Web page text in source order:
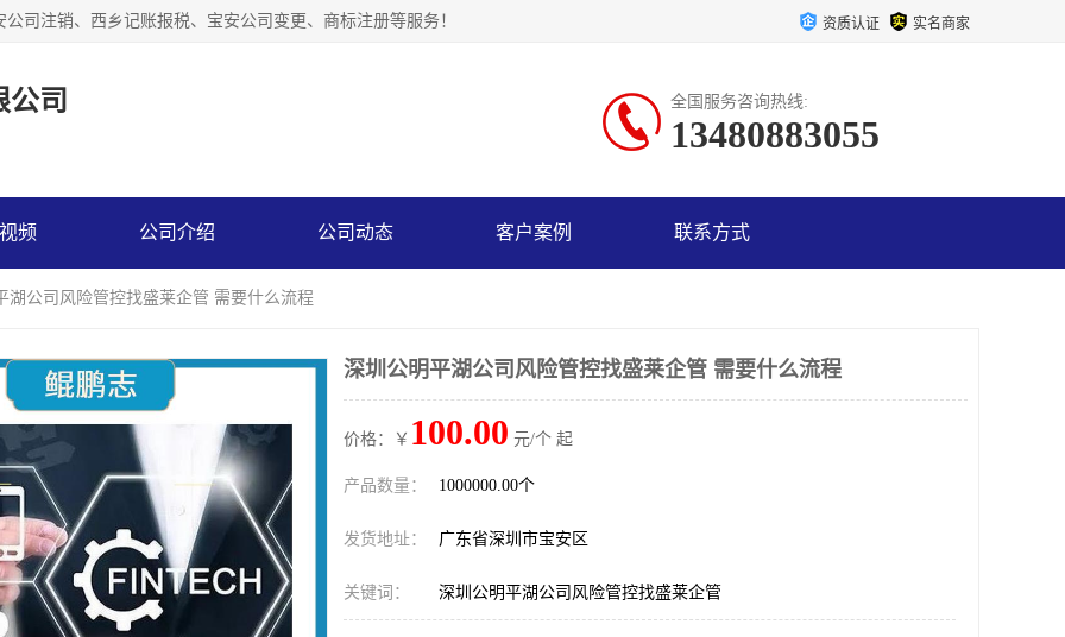
司注销、西乡记账报税、宝安公司变更、商标注册等服务！ 资质认证 实名商家
公司 全国服务咨询热线:
13480883055
频 公司介绍 公司动态 客户案例 联系方式
湖公司风险管控找盛莱企管 需要什么流程
深圳公明平湖公司风险管控找盛莱企管 需要什么流程
价格：￥ 100.00 元/个 起
产品数量： 1000000.00个
发货地址： 广东省深圳市宝安区
关键词： 深圳公明平湖公司风险管控找盛莱企管